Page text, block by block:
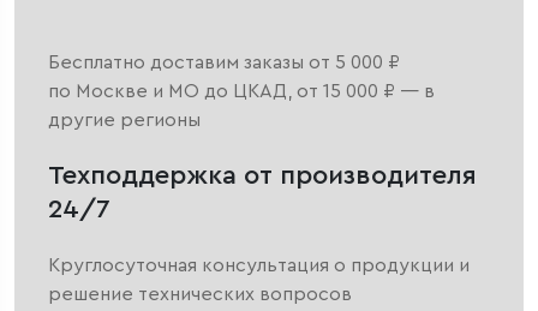
Бесплатно доставим заказы от 5 000 ₽
по Москве и МО до ЦКАД, от 15 000 ₽ — в
другие регионы
Техподдержка от производителя
24/7
Круглосуточная консультация о продукции и
решение технических вопросов